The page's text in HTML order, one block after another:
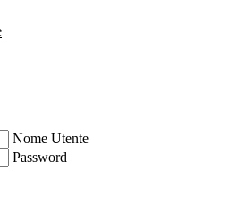
Nome Utente
Password